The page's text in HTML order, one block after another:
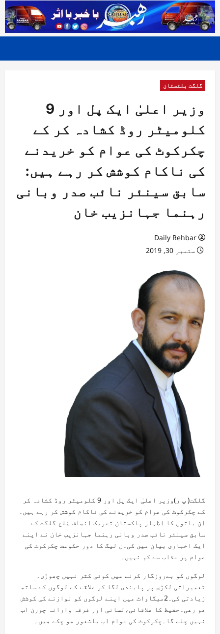
گلگت بلتستان
وزیر اعلیٰ ایک پل اور 9
کلومیٹر روڈ کشادہ کر کے
چکرکوٹ کی عوام کو خریدنے
کی ناکام کوشش کر رہے ہیں:
سابق سینئر نائب صدر وبانی
رہنما جہانزیب خان
Daily Rehbar
ستمبر 30, 2019
گلگت( پ ر)وزیر اعلیٰ ایک پل اور 9 کلومیٹر روڈ کشادہ کر
کے چکرکوٹ کی عوام کو خریدنے کی ناکام کوشش کر رہے ہیں۔
ان باتوں کا اظہار پاکستان تحریک انصاف ضلع گلگت کے
سابق سینئر نائب صدر وبانی رہنما جہانزیب خان نے اپنے
ایک اخباری بیان میں کی۔ن لیگ کا دور حکومت چکرکوٹ کی
عوام پر عذاب سے کم نہیں۔
لوگوں کو بےروزگار کرنے میں کوئی کثر نہیں چھوڑی۔
تعمیراتی لکڑی پر پابندی لگا کر علاقے کے لوگوں کے ساتھ
زیادتی کی۔2میگاواٹ میں اپنے لوگوں کو نوازنے کی کوشش
ھو رھی۔حفیظ کا علاقائی،لسانی اور فرقہ وارانہ چورن اب
نہیں چلے گا۔چکرکوٹ کی عوام اب باشعور ھو چکے ھیں۔